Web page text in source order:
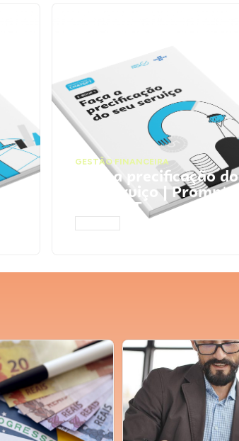
GESTÃO FINANCEIRA
Faça a precificação do
seu serviço | Prompts
ChatGPT